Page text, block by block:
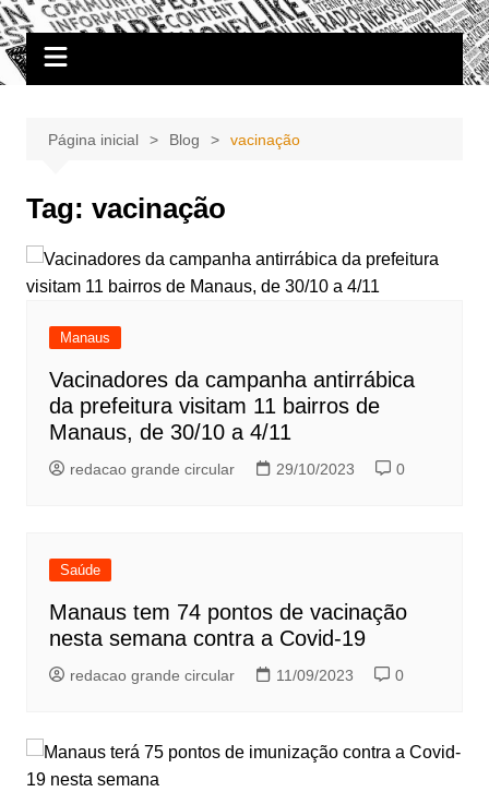
Ir
paraPortal Grande Circular
A zona Leste se encontra aqui!
Página inicial Blog vacinação
Tag: vacinação
Manaus
Vacinadores da campanha antirrábica
da prefeitura visitam 11 bairros de
Manaus, de 30/10 a 4/11
redacao grande circular 29/10/2023 0
Saúde
Manaus tem 74 pontos de vacinação
nesta semana contra a Covid-19
redacao grande circular 11/09/2023 0